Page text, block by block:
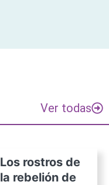
Ver todas
Los rostros de
la rebelión de